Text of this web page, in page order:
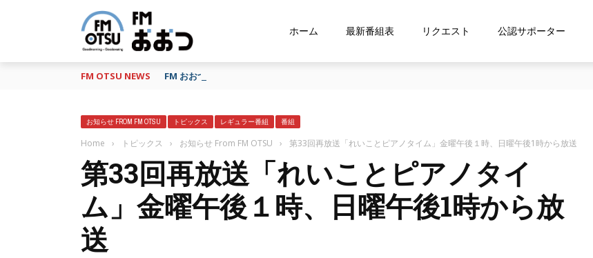
ホーム 最新番組表 リクエスト 公認サポーター
FM OTSU NEWS FM おおつ、聴き逃し番組配信サービス「shelfs」を導⼊
お知らせ FROM FM OTSU トピックス レギュラー番組 番組
Home › トピックス › お知らせ From FM OTSU › 第33回再放送「れいことピアノタイム」金曜午後１時、日曜午後1時から放送
第33回再放送「れいことピアノタイ
ム」金曜午後１時、日曜午後1時から放
送